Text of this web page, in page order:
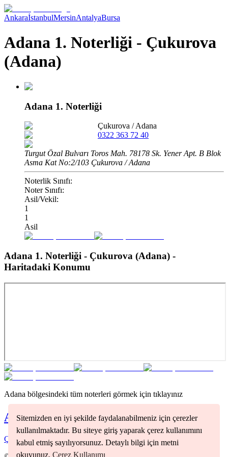
Sitemizden en iyi şekilde faydalanabilmeniz için çerezler
kullanılmaktadır. Bu siteye giriş yaparak çerez kullanımını
kabul etmiş sayılıyorsunuz. Detaylı bilgi için metni
okuyunuz. Çerez Kullanımı
AnkaraİstanbulMersinAntalyaBursa
Adana 1. Noterliği - Çukurova
(Adana)
Adana 1. Noterliği
Çukurova /Adana
0322 363 72 40
Turgut Özal Bulvarı Toros Mah. 78178 Sk. Yener Apt. B Blok
Asma Kat No:2/103 Çukurova / Adana
Noterlik Sınıfı:
Noter Sınıfı:
Asil/Vekil:
1
1
Asil
Adana 1. Noterliği - Çukurova (Adana) -
Haritadaki Konumu
Adana bölgesindeki tüm noterleri görmek için tıklayınız
AdanaNoterleri
Çukurova (1 Sarıçam